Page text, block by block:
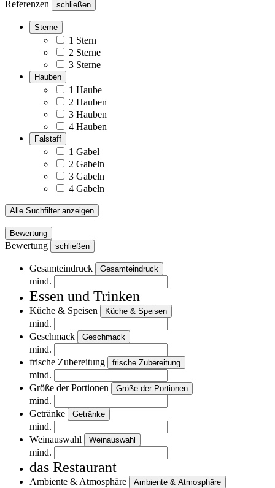
Referenzen schließen
Sterne
1 Stern
2 Sterne
3 Sterne
Hauben
1 Haube
2 Hauben
3 Hauben
4 Hauben
Falstaff
1 Gabel
2 Gabeln
3 Gabeln
4 Gabeln
Alle Suchfilter anzeigen
Bewertung
Bewertung schließen
Gesamteindruck Gesamteindruck
mind.
Essen und Trinken
Küche & Speisen Küche & Speisen
mind.
Geschmack
Geschmack
mind.
frische Zubereitung
frische Zubereitung
mind.
Größe der Portionen
Größe der Portionen
mind.
Getränke
Getränke
mind.
Weinauswahl
Weinauswahl
mind.
das Restaurant
Ambiente & Atmosphäre Ambiente & Atmosphäre